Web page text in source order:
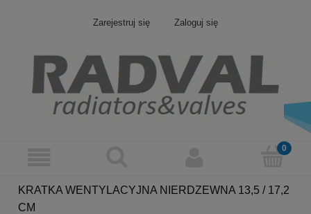
Zarejestruj się Zaloguj się
KRATKA WENTYLACYJNA NIERDZEWNA 13,5 / 17,2
CM